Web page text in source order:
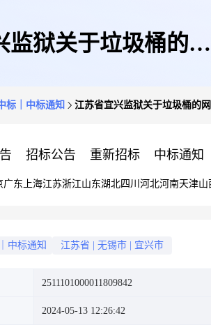
监狱关于垃圾桶的网
标｜中标通知 江苏省宜兴监狱关于垃圾桶的
招标公告 重新招标 中标通知
广东 上海江苏浙江山东湖北四川 河北河南天津山
中标通知 江苏省 无锡市 宜兴市
2511101000011809842
2024-05-13 12:26:42